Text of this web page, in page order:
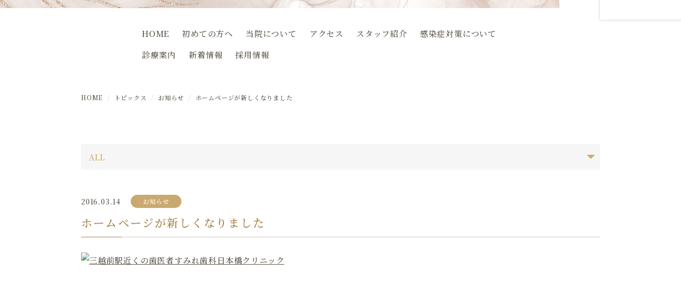
HOME 初めての方へ 当院について アクセス スタッフ紹介
感染症対策について
診療案内
新着情報 採用情報
HOME トピックス お知らせ ホームページが新しくなりました
2016.03.14 お知らせ
ホームページが新しくなりました